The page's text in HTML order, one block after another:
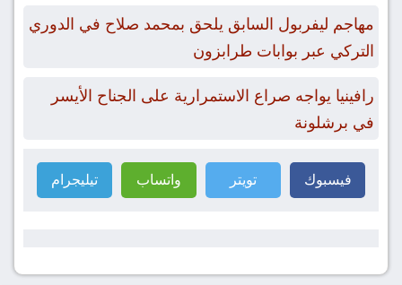
مهاجم ليفربول السابق يلحق بمحمد صلاح في الدوري
التركي عبر بوابات طرابزون
رافينيا يواجه صراع الاستمرارية على الجناح الأيسر
في برشلونة
فيسبوك تويتر واتساب تيليجرام